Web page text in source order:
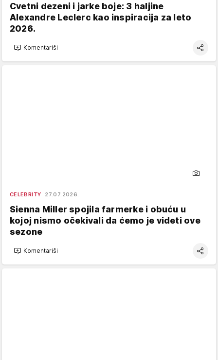
Cvetni dezeni i jarke boje: 3 haljine
Alexandre Leclerc kao inspiracija za leto
2026.
Komentariši
CELEBRITY 27.07.2026.
Sienna Miller spojila farmerke i obuću u
kojoj nismo očekivali da ćemo je videti ove
sezone
Komentariši